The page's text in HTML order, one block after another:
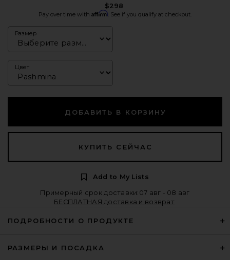
$298
Pay over time with Affirm . See if you qualify at checkout.
Размер
Цвет
ДОБАВИТЬ В КОРЗИНУ
КУПИТЬ СЕЙЧАС
Add to My Lists
Примерный срок доставки:07 авг - 08 авг
БЕСПЛАТНАЯ доставка и возврат
ПОДРОБНОСТИ О ПРОДУКТЕ
РАЗМЕРЫ И ПОСАДКА